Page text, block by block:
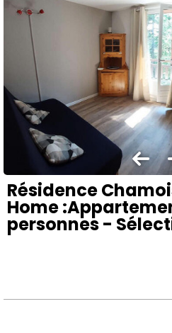
Résidence
Home
personnes -